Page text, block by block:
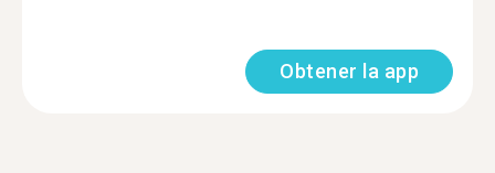
Obtener la app